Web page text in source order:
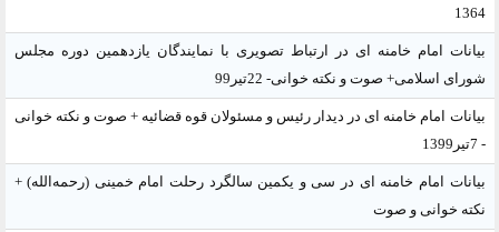
1364
بیانات امام خامنه ای در ارتباط تصویری با نمایندگان یازدهمین دوره مجلس
شورای اسلامی+ صوت و نکته خوانی- 22تیر99
بیانات امام خامنه ای در دیدار رئیس و مسئولان قوه قضائیه + صوت و نکته خوانی
- 7تیر1399
بیانات امام خامنه ای در سی و یکمین سالگرد رحلت امام خمینی (رحمه‌الله) +
نکته خوانی و صوت